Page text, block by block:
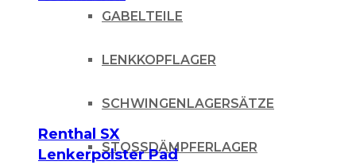
GABELTEILE
LENKKOPFLAGER
SCHWINGENLAGERSÄTZE
STOSSDÄMPFERLAGER
Renthal SX
Lenkerpolster Pad